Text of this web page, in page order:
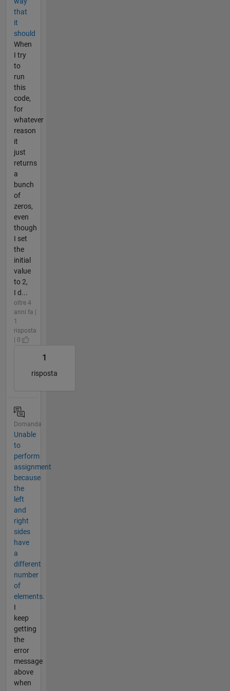
that
it
should
When
I try
to
run
this
code,
for
whatever
reason
it
just
returns
a
bunch
of
zeros,
even
though
I set
the
initial
value
to 2,
I d...
oltre 4
anni fa |
1
risposta
| 0
1
risposta
Domanda
Unable
to
perform
assignment
because
the
left
and
right
sides
have
a
different
number
of
elements.
I
keep
getting
the
error
message
above
when